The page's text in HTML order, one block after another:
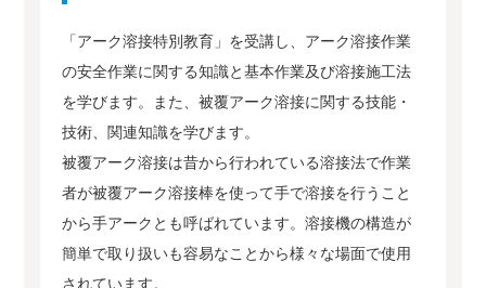
「アーク溶接特別教育」を受講し、アーク溶接作業
の安全作業に関する知識と基本作業及び溶接施工法
を学びます。また、被覆アーク溶接に関する技能・
技術、関連知識を学びます。
被覆アーク溶接は昔から行われている溶接法で作業
者が被覆アーク溶接棒を使って手で溶接を行うこと
から手アークとも呼ばれています。溶接機の構造が
簡単で取り扱いも容易なことから様々な場面で使用
されています。